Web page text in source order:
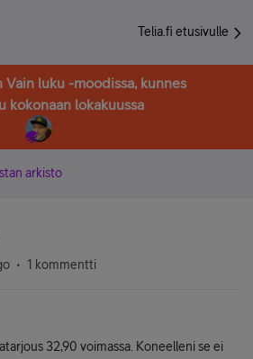
Telia.fi etusivulle
Vain luku -moodissa, kunnes
kokonaan lokakuussa
arkisto
1 kommentti
32,90 voimassa. Koneelleni se ei